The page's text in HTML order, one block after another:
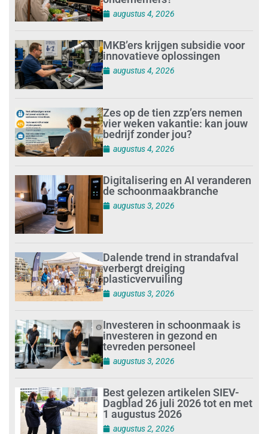
augustus 4, 2026
MKB’ers krijgen subsidie voor
innovatieve oplossingen
augustus 4, 2026
Zes op de tien zzp’ers nemen
vier weken vakantie: kan jouw
bedrijf zonder jou?
augustus 4, 2026
Digitalisering en AI veranderen
de schoonmaakbranche
augustus 3, 2026
Dalende trend in strandafval
verbergt dreiging
plasticvervuiling
augustus 3, 2026
Investeren in schoonmaak is
investeren in gezond en
tevreden personeel
augustus 3, 2026
Best gelezen artikelen SIEV-
Dagblad 26 juli 2026 tot en met
1 augustus 2026
augustus 2, 2026